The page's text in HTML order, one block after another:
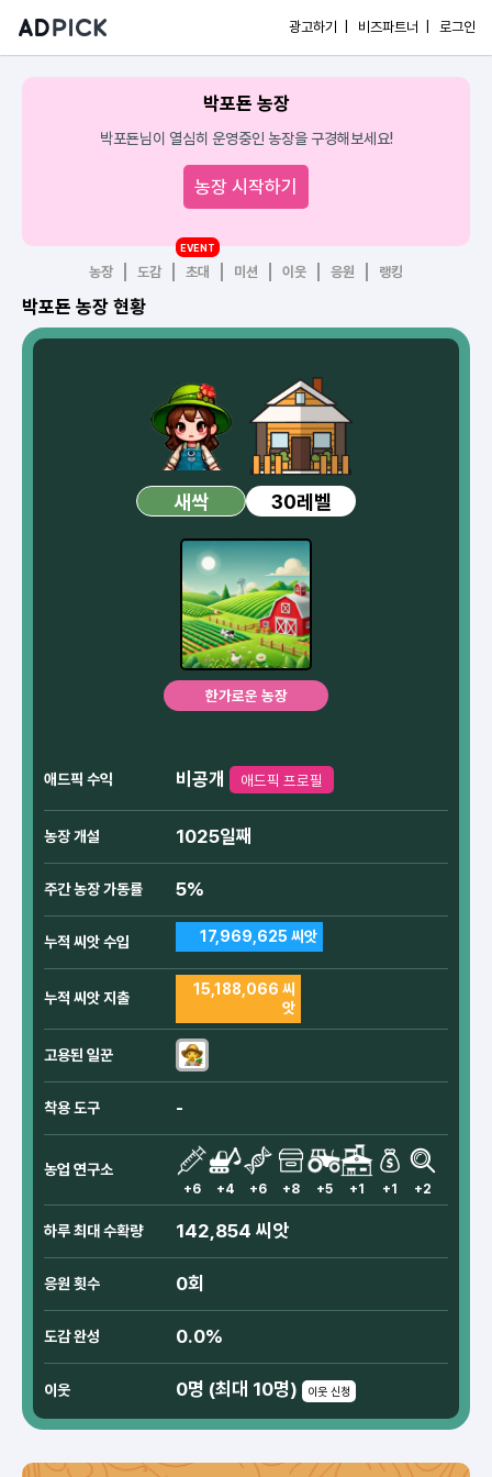
광고하기 | 비즈파트너 | 로그인
박포됸 농장
박포됸님이 열심히 운영중인 농장을 구경해보세요!
농장 시작하기
농장 도감 초대
EVENT
미션 이웃 응원 랭킹
박포됸 농장 현황
새싹 30레벨
한가로운 농장
애드픽 수익 비공개 애드픽 프로필
농장 개설 1025일째
주간 농장 가동률 5%
누적 씨앗 수입 17,969,625 씨앗
누적 씨앗 지출
15,188,066 씨
앗
고용된 일꾼
착용 도구 -
농업 연구소
+6 +4 +6 +8 +5 +1 +1 +2
하루 최대 수확량 142,854 씨앗
응원 횟수 0회
도감 완성 0.0%
이웃 0명 (최대 10명) 이웃 신청